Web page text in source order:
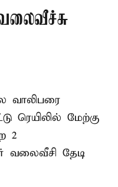
வாலிபரை
ரெயிலில் மேற்கு
2
தேடி